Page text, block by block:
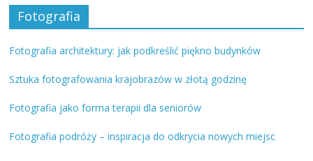
Fotografia
Fotografia architektury: jak podkreślić piękno budynków
Sztuka fotografowania krajobrazów w złotą godzinę
Fotografia jako forma terapii dla seniorów
Fotografia podróży – inspiracja do odkrycia nowych miejsc